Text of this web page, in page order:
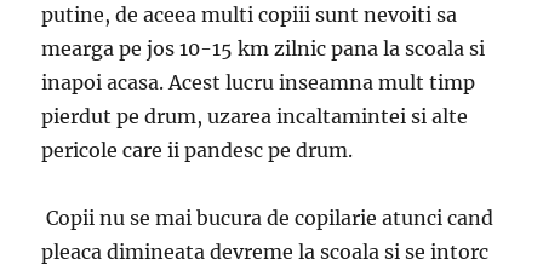
putine, de aceea multi copiii sunt nevoiti sa
mearga pe jos 10-15 km zilnic pana la scoala si
inapoi acasa. Acest lucru inseamna mult timp
pierdut pe drum, uzarea incaltamintei si alte
pericole care ii pandesc pe drum.
Copii nu se mai bucura de copilarie atunci cand
pleaca dimineata devreme la scoala si se intorc